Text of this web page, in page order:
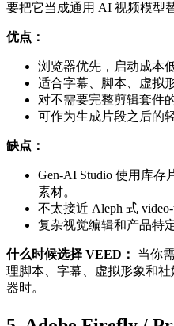
要把它当成通用 AI 视频模型
优点：
浏览器优先，启动成本低
适合字幕、脚本、虚拟
对不需要完整剪辑套件
可作为生成片段之后的
缺点：
Gen-AI Studio 使用库
素材。
不太接近 Aleph 式 video-
复杂视觉编辑和产品特
什么时候选择 VEED：
当你
理脚本、字幕、虚拟形象和
器时。